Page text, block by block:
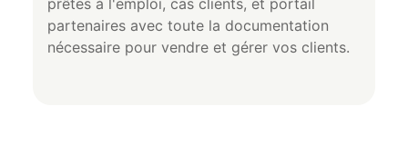
prêtes à l'emploi, cas clients, et portail
partenaires avec toute la documentation
nécessaire pour vendre et gérer vos clients.